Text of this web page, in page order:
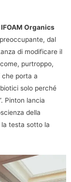
Organics
dal
di modificare il
purtroppo,
che porta a
solo perché
Pinton lancia
della
la testa sotto la